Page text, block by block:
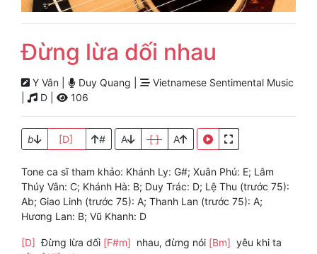
Đừng lừa dối nhau
Y Vân | Duy Quang |
Vietnamese Sentimental Music
D | 106
b [D] # A [ ] A
Tone ca sĩ tham khảo: Khánh Ly: G#; Xuân Phú: E; Lâm
Thúy Vân: C; Khánh Hà: B; Duy Trác: D; Lệ Thu (trước 75):
Ab; Giao Linh (trước 75): A; Thanh Lan (trước 75): A;
Hương Lan: B; Vũ Khanh: D
[D] Đừng lừa dối [F#m] nhau, đừng nói [Bm] yêu khi ta